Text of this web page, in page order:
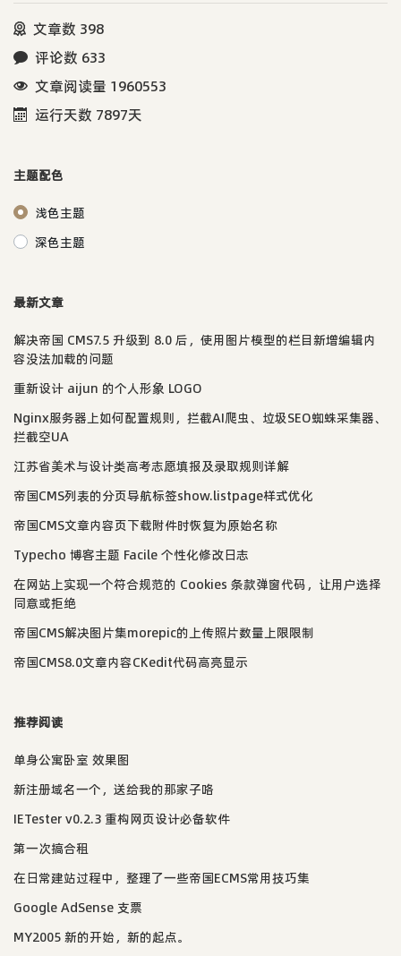
文章数 398
评论数 633
文章阅读量 1960553
运行天数 7897天
主题配色
浅色主题
深色主题
最新文章
解决帝国 CMS7.5 升级到 8.0 后，使用图片模型的栏目新增编辑内
容没法加载的问题
重新设计 aijun 的个人形象 LOGO
Nginx服务器上如何配置规则，拦截AI爬虫、垃圾SEO蜘蛛采集器、
拦截空UA
江苏省美术与设计类高考志愿填报及录取规则详解
帝国CMS列表的分页导航标签show.listpage样式优化
帝国CMS文章内容页下载附件时恢复为原始名称
Typecho 博客主题 Facile 个性化修改日志
在网站上实现一个符合规范的 Cookies 条款弹窗代码，让用户选择
同意或拒绝
帝国CMS解决图片集morepic的上传照片数量上限限制
帝国CMS8.0文章内容CKedit代码高亮显示
推荐阅读
单身公寓卧室 效果图
新注册域名一个，送给我的那家子咯
IETester v0.2.3 重构网页设计必备软件
第一次搞合租
在日常建站过程中，整理了一些帝国ECMS常用技巧集
Google AdSense 支票
MY2005 新的开始，新的起点。